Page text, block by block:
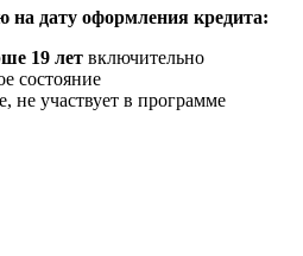
на дату оформления кредита:
19 лет включительно
состояние
не участвует в программе